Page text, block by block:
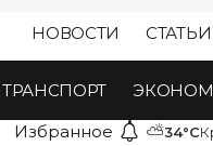
НОВОСТИ СТАТЬИ
ТРАНСПОРТ
Избранное ⛅34°C